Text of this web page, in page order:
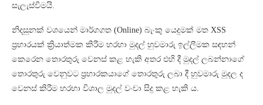
සැලැස්වීමයි.
නිදසුනක් වශයෙන් මාර්ගගත (Online) බැංකු යෙදුමක් මත XSS
ප්‍රහාරයක් ක්‍රියාත්මක කිරීම හරහා මුදල් හුවමාරු ඉල්ලීමක සඳහන්
කෙරෙන තොරතුරු වෙනස් කළ හැකි අතර එහි දී මුදල් ලබන්නාගේ
තොරතුරු වෙනුවට ප්‍රහාරකයාගේ තොරතුරු ලබා දී හුවමාරු මුදල ද
වෙනස් කිරීම හරහා විශාල මුදල් වංචා සිදු කළ හැකි ය.